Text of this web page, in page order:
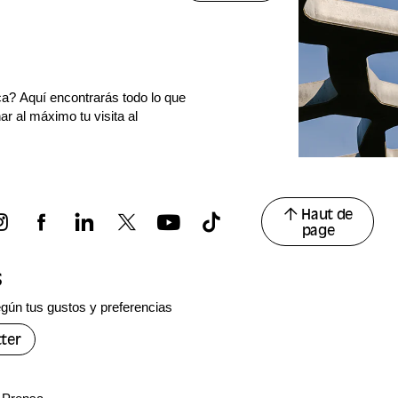
Aquí encontrarás todo lo que
al máximo tu visita al
Haut de
page
tus gustos y preferencias